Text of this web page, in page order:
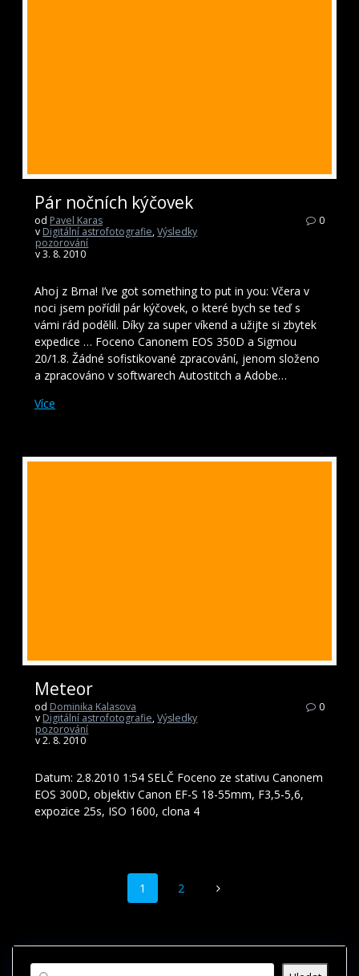
Pár nočních kýčovek
od Pavel Karas
v Digitální astrofotografie,Výsledky
pozorování
v 3. 8. 2010
0
Ahoj z Brna! I’ve got something to put in you: Včera v
noci jsem pořídil pár kýčovek, o které bych se teď s
vámi rád podělil. Díky za super víkend a užijte si zbytek
expedice … Foceno Canonem EOS 350D a Sigmou
20/1.8. Žádné sofistikované zpracování, jenom složeno
a zpracováno v softwarech Autostitch a Adobe…
Více
Meteor
od Dominika Kalasova
v Digitální astrofotografie,Výsledky
pozorování
v 2. 8. 2010
0
Datum: 2.8.2010 1:54 SELČ Foceno ze stativu Canonem
EOS 300D, objektiv Canon EF-S 18-55mm, F3,5-5,6,
expozice 25s, ISO 1600, clona 4
PříspěvekStránka
1 Stránka
2